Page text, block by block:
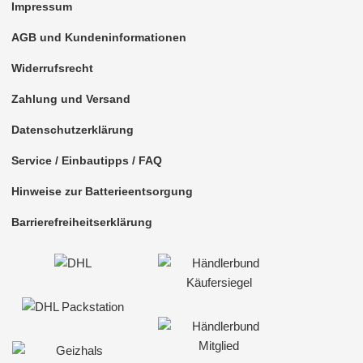
Impressum
AGB und Kundeninformationen
Widerrufsrecht
Zahlung und Versand
Datenschutzerklärung
Service / Einbautipps / FAQ
Hinweise zur Batterieentsorgung
Barrierefreiheitserklärung